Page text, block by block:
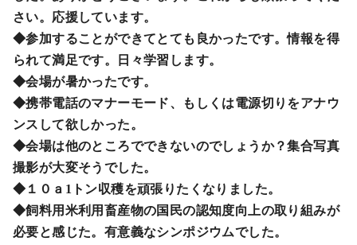
さい。応援しています。
◆参加することができてとても良かったです。情報を得
られて満足です。日々学習します。
◆会場が暑かったです。
◆携帯電話のマナーモード、もしくは電源切りをアナウ
ンスして欲しかった。
◆会場は他のところでできないのでしょうか？集合写真
撮影が大変そうでした。
◆１０ａ1トン収穫を頑張りたくなりました。
◆飼料用米利用畜産物の国民の認知度向上の取り組みが
必要と感じた。有意義なシンポジウムでした。